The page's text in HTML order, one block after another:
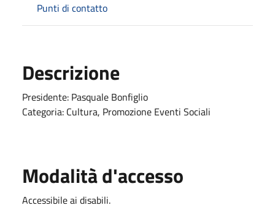
Punti di contatto
Descrizione
Presidente: Pasquale Bonfiglio
Categoria: Cultura, Promozione Eventi Sociali
Modalità d'accesso
Accessibile ai disabili.